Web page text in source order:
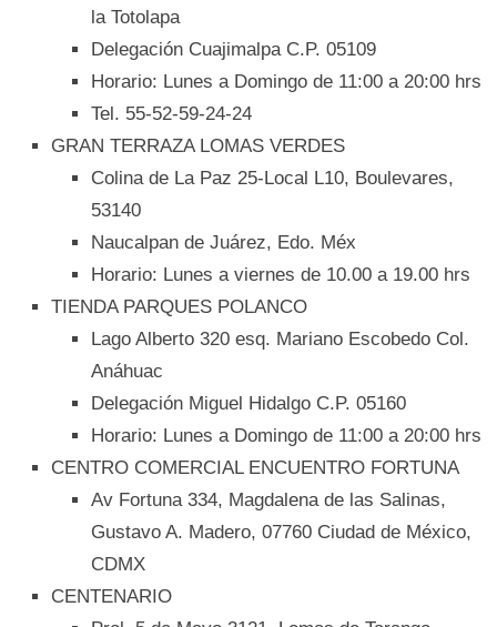
la Totolapa
Delegación Cuajimalpa C.P. 05109
Horario: Lunes a Domingo de 11:00 a 20:00 hrs
Tel. 55-52-59-24-24
GRAN TERRAZA LOMAS VERDES
Colina de La Paz 25-Local L10, Boulevares,
53140
Naucalpan de Juárez, Edo. Méx
Horario: Lunes a viernes de 10.00 a 19.00 hrs
TIENDA PARQUES POLANCO
Lago Alberto 320 esq. Mariano Escobedo Col.
Anáhuac
Delegación Miguel Hidalgo C.P. 05160
Horario: Lunes a Domingo de 11:00 a 20:00 hrs
CENTRO COMERCIAL ENCUENTRO FORTUNA
Av Fortuna 334, Magdalena de las Salinas,
Gustavo A. Madero, 07760 Ciudad de México,
CDMX
CENTENARIO